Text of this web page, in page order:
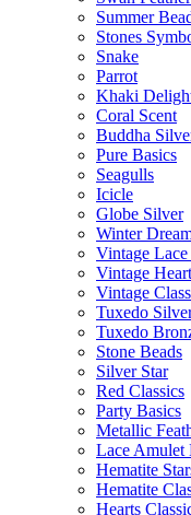
Summer
Stones
Snake
Parrot
Khaki
Coral Scent
Buddha
Pure Basics
Seagulls
Icicle
Globe Silver
Winter
Vintage
Vintage
Vintage
Tuxedo
Tuxedo
Stone Beads
Silver Star
Red Classics
Party Basics
Metallic
Lace Amulet
Hematite
Hematite
Hearts